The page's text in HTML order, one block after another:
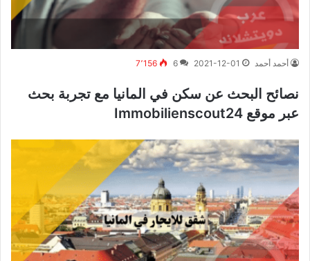
أحمد أحمد 2021-12-01
6 7٬156
نصائح البحث عن سكن في المانيا مع تجربة بحث
عبر موقع Immobilienscout24